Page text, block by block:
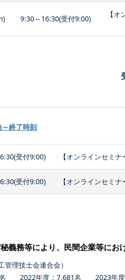
9:30～16:30(受付9:00)
【
～終了時刻
受付9:00) 【オンラインセミ
受付9:00) 【オンラインセミ
義務等により、民間企業等にお
理技士会連合会）
2022年度：7,681名 2023年度